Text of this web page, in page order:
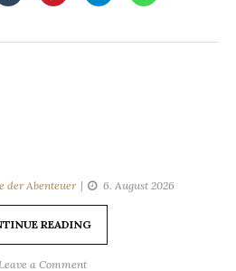
der Abenteuer 6. August 2026
READING
a Commenton